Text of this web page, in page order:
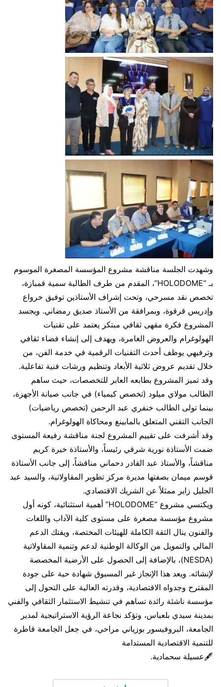
​وشهدت الجلسة مناقشة مشروع المؤسسة المصغرة الموسوم
بـ “HOLODOME”، المقدم من طرف الطالبة سمية قمبازة،
تخصص نقد مسرحي، وتحت إشراف الأستاذين توفيق خرواع
وإدريس قرقوة، وبمرافقة من الأستاذ صديق رمضاني. ويجسد
المشروع فكرة مقهى ثقافي مبتكر يعتمد على تقنيات
الهولوغرام والعروض الغامرة، ويهدف إلى إنشاء فضاء ثقافي
وترفيهي يوظف أحدث التقنيات الرقمية في خدمة الفن، من
خلال تقديم عروض ثلاثية الأبعاد وتنظيم ورشات فنية تفاعلية.
وقد تميز المشروع بطابعه العابر للتخصصات، حيث ساهم
الطالب مولاي ميلود (تخصص كيمياء) في جانب صيانة الأجهزة،
بينما تولى الطالب خنفري عبد الرحمن (تخصص رياضيات)
الجانب التقني المتعلق بالمابينغ ومحاكاة الهولوغرام.
​وقد أشرفت على تقييم المشروع لجنة مناقشة رفيعة المستوى
ضمت الأستاذة نورية شرقي رئيساً، والأستاذة خيرة كريم
مناقشاً، والأستاذ عبد القادر دحماني مناقشاً، إلى جانب الأستاذة
قوسم ميمان بصفتها مديرة مركز تطوير المقاولاتية، والسيد عبد
الجليل زاير ممثلاً عن الشريك الاقتصادي.
​ويكتسي مشروع “HOLODOME” أهمية استثنائية، كونه أول
مشروع مؤسسة مصغرة على مستوى كلية الآداب واللغات
والفنون ينال الثقة الكاملة للهيئات المختصة، ويفتك الدعم
المالي والتمويل من الوكالة الوطنية لدعم وتنمية المقاولاتية
(NESDA)، بالإضافة إلى الحصول على الأرضية المخصصة
لإنشائه. ويعد هذا الإنجاز غير المسبوق شهادة حية على جودة
المقترح وجدواه الاقتصادية، وقدرته العالية على التحول إلى
مؤسسة ناشئة رائدة تساهم في تنشيط الاستثمار الثقافي والفني
بمدينة سيدي بلعباس، وتؤكد نجاعة الرؤية الاستراتيجية لمدير
الجامعة، البروفيسور بوزياني مراحي، في جعل الجامعة قاطرة
للتنمية الاقتصادية المستدامة
🖋عسيلة سحمادية.